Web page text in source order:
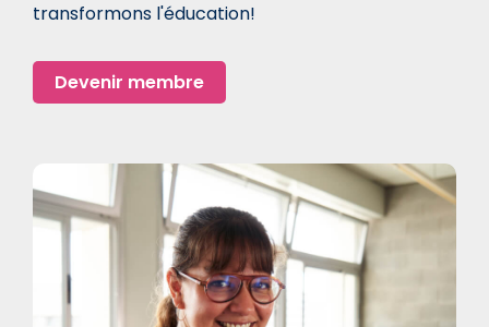
transformons l'éducation!
Devenir membre